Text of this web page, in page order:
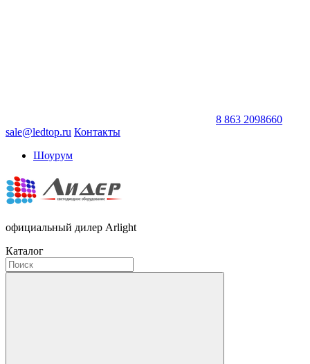
8 863 2098660
sale@ledtop.ru Контакты
Шоурум
официальный дилер Arlight
Каталог